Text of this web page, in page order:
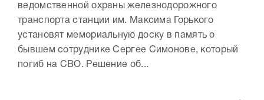
ведомственной охраны железнодорожного
транспорта станции им. Максима Горького
установят мемориальную доску в память о
бывшем сотруднике Сергее Симонове, который
погиб на СВО. Решение об...